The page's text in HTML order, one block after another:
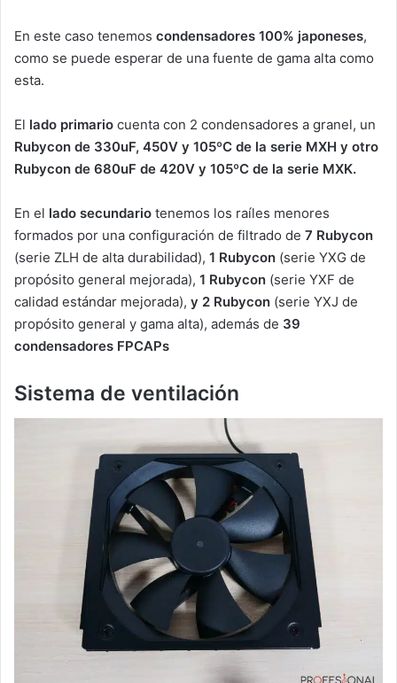
En este caso tenemos condensadores 100% japoneses,
como se puede esperar de una fuente de gama alta como
esta.
El lado primario cuenta con 2 condensadores a granel, un
Rubycon de 330uF, 450V y 105ºC de la serie MXH y otro
Rubycon de 680uF de 420V y 105ºC de la serie MXK.
En el lado secundario tenemos los raíles menores
formados por una configuración de filtrado de 7 Rubycon
(serie ZLH de alta durabilidad), 1 Rubycon (serie YXG de
propósito general mejorada), 1 Rubycon (serie YXF de
calidad estándar mejorada), y 2 Rubycon (serie YXJ de
propósito general y gama alta), además de 39
condensadores FPCAPs
Sistema de ventilación